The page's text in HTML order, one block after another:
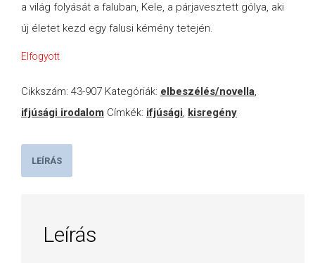
a világ folyását a faluban, Kele, a párjavesztett gólya, aki
új életet kezd egy falusi kémény tetején.
Elfogyott
Cikkszám: 43-907 Kategóriák: elbeszélés/novella,
ifjúsági irodalom Címkék: ifjúsági, kisregény
LEÍRÁS
Leírás